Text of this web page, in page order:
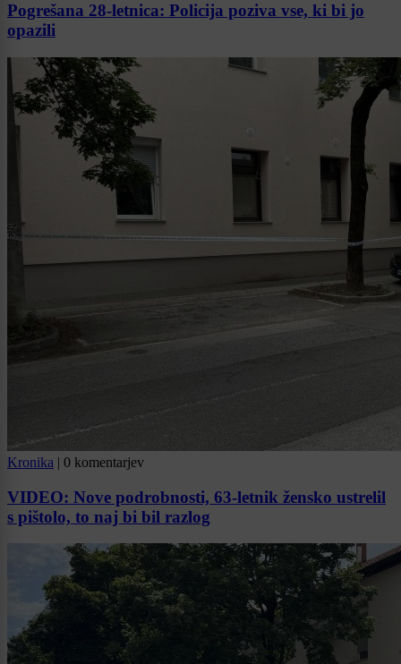
Pogrešana 28-letnica: Policija poziva vse, ki bi jo
opazili
Kronika | 0 komentarjev
VIDEO: Nove podrobnosti, 63-letnik žensko ustrelil
s pištolo, to naj bi bil razlog